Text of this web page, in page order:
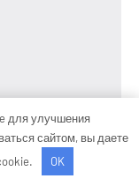
для улучшения
сайтом, вы даете
OK